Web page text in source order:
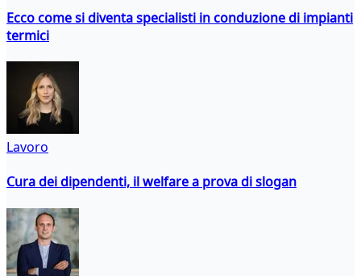
Ecco come si diventa specialisti in conduzione di impianti
termici
Lavoro
Cura dei dipendenti, il welfare a prova di slogan